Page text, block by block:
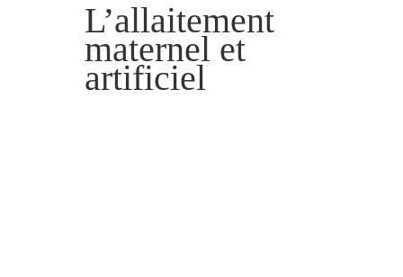
L’allaitement
maternel et
artificiel